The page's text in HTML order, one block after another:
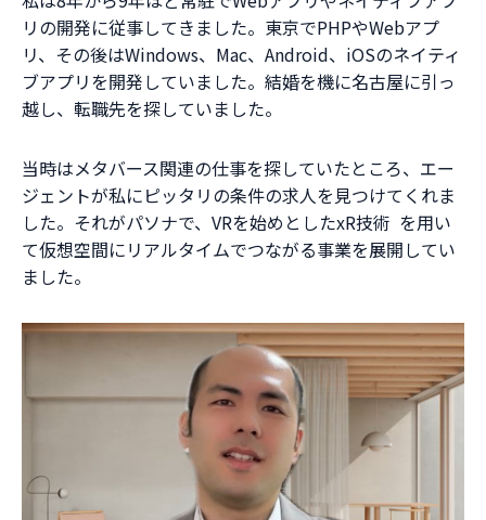
リの開発に従事してきました。東京でPHPやWebアプ
リ、その後はWindows、Mac、Android、iOSのネイティ
ブアプリを開発していました。結婚を機に名古屋に引っ
越し、転職先を探していました。
当時はメタバース関連の仕事を探していたところ、エー
ジェントが私にピッタリの条件の求人を見つけてくれま
した。それがパソナで、VRを始めとしたxR技術 を用い
て仮想空間にリアルタイムでつながる事業を展開してい
ました。